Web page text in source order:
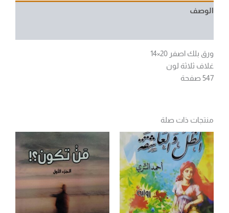
الوصف
ورق بلك اصفر 20×14
غلاف ثلاثة لون
547 صفحة
منتجات ذات صلة